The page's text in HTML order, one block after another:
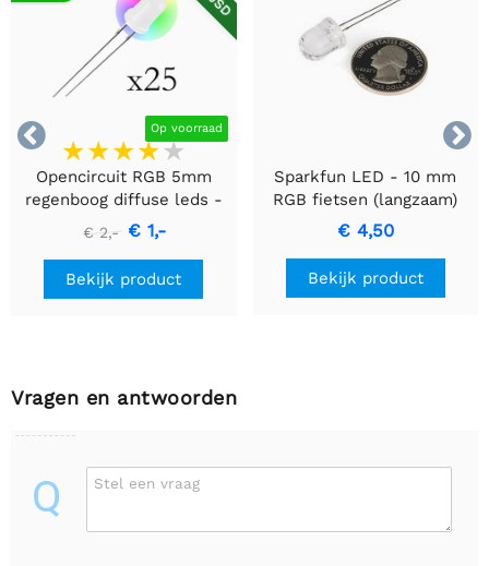

 Op voorraad
Opencircuit RGB 5mm
regenboog diffuse leds -
langzaam - 25 stuks
€ 2,- € 1,-
Bekijk product
Sparkfun LED - 10 mm
RGB fietsen (langzaam)
€ 4,50
Bekijk product
Vragen en antwoorden
Q Stel een vraag